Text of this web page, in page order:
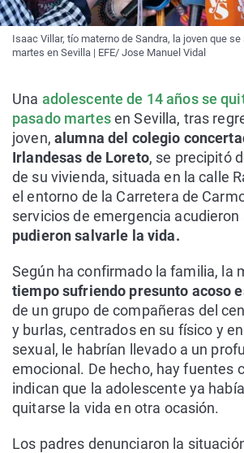
Isaac Villar, tío materno de Sandra, la joven que
martes en Sevilla | EFE/ Jose Manuel Vidal
Una adolescente de 14 años se
pasado martesen Sevilla, tras
joven, alumna del colegio
Irlandesas de Loreto, se precipitó
de su vivienda, situada en la calle
el entorno de la Carretera de
servicios de emergencia acudieron
pudieron salvarle la vida.
Según ha confirmado la familia, la
tiempo sufriendo presunto acoso
de un grupo de compañeras del
y burlas, centrados en su físico y
sexual, le habrían llevado a un
emocional. De hecho, hay fuentes
indican que la adolescente ya
quitarse la vida en otra ocasión.
Los padres denunciaron la